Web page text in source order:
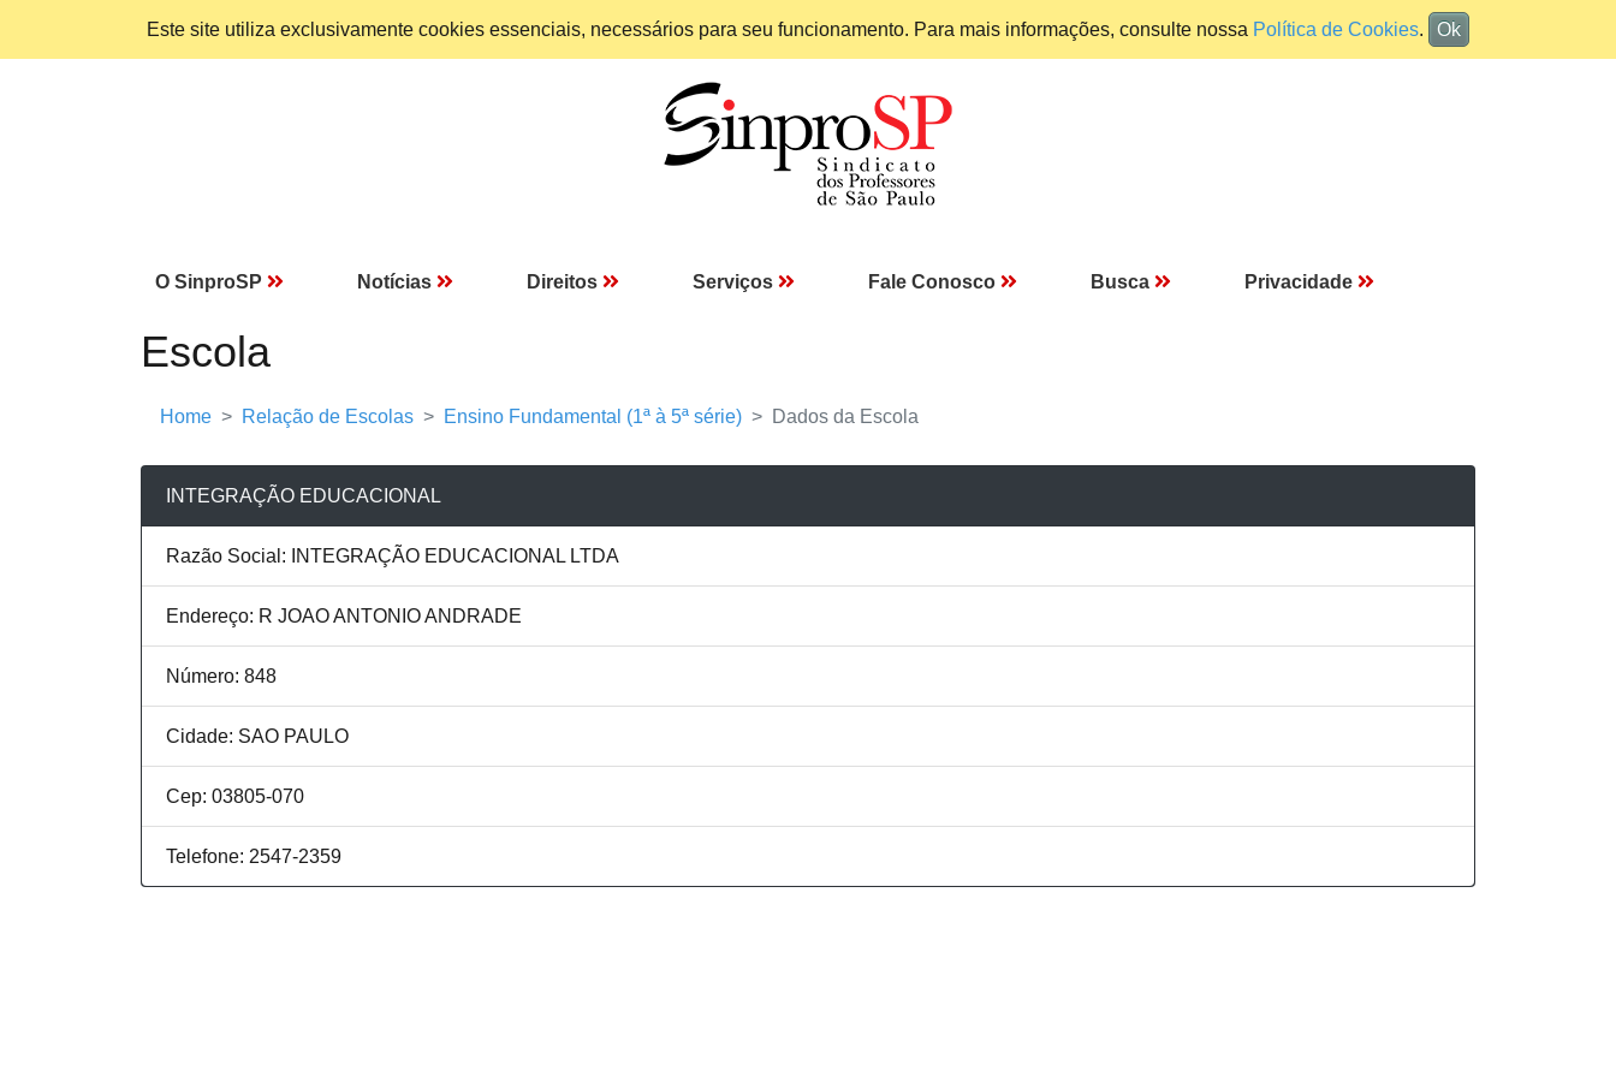
Este site utiliza exclusivamente cookies essenciais, necessários para seu funcionamento. Para mais informações, consulte nossa Política de Cookies. Ok
O SinproSP Notícias Direitos Serviços Fale Conosco Busca Privacidade
Escola
Home Relação de Escolas Ensino Fundamental (1ª à 5ª série) Dados da Escola
INTEGRAÇÃO EDUCACIONAL
Razão Social: INTEGRAÇÃO EDUCACIONAL LTDA
Endereço: R JOAO ANTONIO ANDRADE
Número: 848
Cidade: SAO PAULO
Cep: 03805-070
Telefone: 2547-2359